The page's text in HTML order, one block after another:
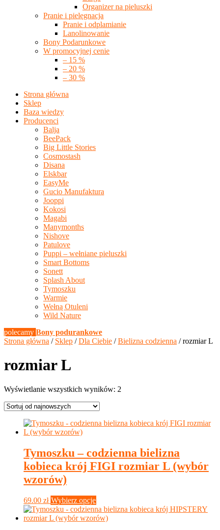
Organizer na pieluszki
Pranie i pielęgnacja
Pranie i odplamianie
Lanolinowanie
Bony Podarunkowe
W promocyjnej cenie
– 15 %
– 20 %
– 30 %
Strona główna
Sklep
Baza wiedzy
Producenci
Balja
BeePack
Big Little Stories
Cosmostash
Disana
Elskbar
EasyMe
Gucio Manufaktura
Jooppi
Kokosi
Magabi
Manymonths
Nishove
Patulove
Puppi – wełniane pieluszki
Smart Bottoms
Sonett
Splash About
Tymoszku
Warmie
Wełną Otuleni
Wild Nature
polecamy Bony podurankowe
Strona główna / Sklep /Dla Ciebie /Bielizna codzienna / rozmiar L
rozmiar L
Wyświetlanie wszystkich wyników: 2
Tymoszku – codzienna bielizna
kobieca krój FIGI rozmiar L (wybór
wzorów)
69.00 zł Wybierz opcje
produkt
ma